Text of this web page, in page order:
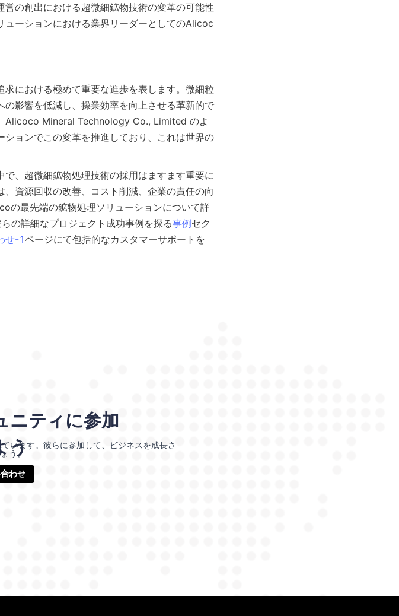
の創出における超微細鉱物技術の変革の可能性
ューションにおける業界リーダーとしてのAlicoc
における極めて重要な進歩を表します。微細粒
影響を低減し、操業効率を向上させる革新的で
Alicoco Mineral Technology Co., Limited のよ
ョンでこの変革を推進しており、これは世界の
、超微細鉱物処理技術の採用はますます重要に
資源回収の改善、コスト削減、企業の責任の向
の最先端の鉱物処理ソリューションについて詳
の詳細なプロジェクト成功事例を探る事例セク
せ-1ページにて包括的なカスタマーサポートを
ニティに参加
う
います。彼らに参加して、ビジネスを成長さ
う。
わせ